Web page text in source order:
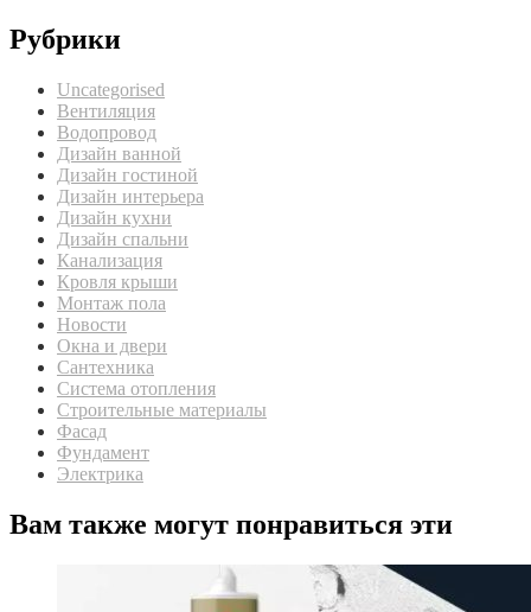
Рубрики
Uncategorised
Вентиляция
Водопровод
Дизайн ванной
Дизайн гостиной
Дизайн интерьера
Дизайн кухни
Дизайн спальни
Канализация
Кровля крыши
Монтаж пола
Новости
Окна и двери
Сантехника
Система отопления
Строительные материалы
Фасад
Фундамент
Электрика
Вам также могут понравиться эти